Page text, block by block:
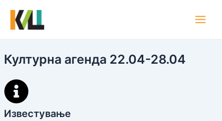
content
Културна агенда 22.04-28.04
Известување